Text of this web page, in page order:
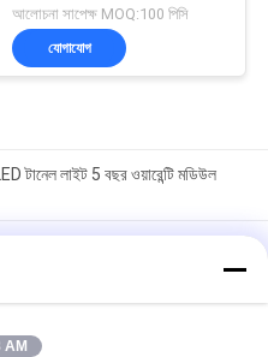
আলোচনা সাপেক্ষ MOQ:100 পিসি
যোগাযোগ
লাইট 5 বছর ওয়ারেন্টি মডিউল
ডাস্টপ্রুফ LED সাবওয়ে লাইট
AM